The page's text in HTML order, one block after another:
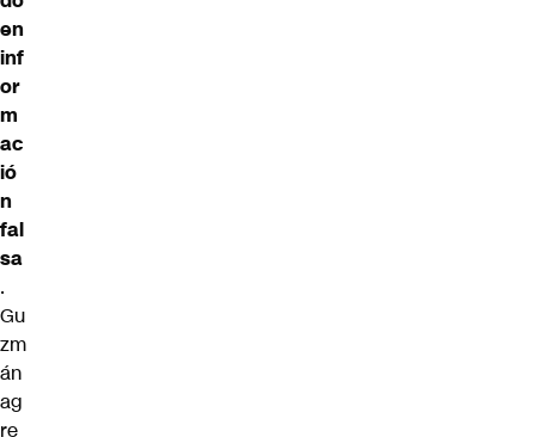
en
inf
or
m
ac
ió
n
fal
sa
.
Gu
zm
án
ag
re